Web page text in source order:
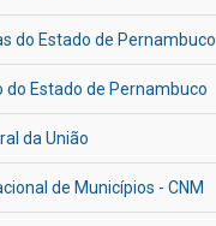
do Estado de Pernambuco
do Estado de Pernambuco
da União
de Municípios - CNM